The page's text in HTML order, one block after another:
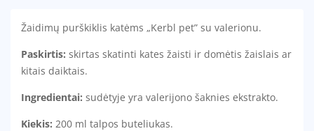
Žaidimų purškiklis katėms „Kerbl pet” su valerionu.
Paskirtis: skirtas skatinti kates žaisti ir domėtis žaislais ar
kitais daiktais.
Ingredientai: sudėtyje yra valerijono šaknies ekstrakto.
Kiekis: 200 ml talpos buteliukas.